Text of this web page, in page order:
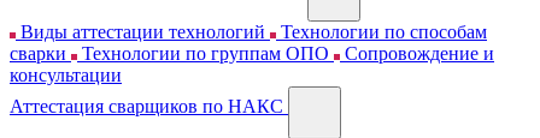
Виды аттестации технологий
Технологии по способам
сварки
Технологии по группам ОПО
Сопровождение и
консультации
Аттестация сварщиков по НАКС